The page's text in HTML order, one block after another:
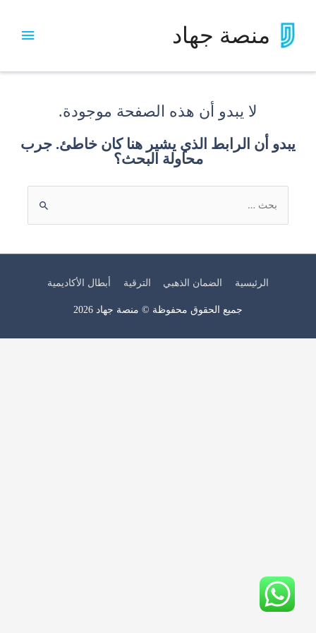
منصة جهاد
لا يبدو أن هذه الصفحة موجودة.
يبدو أن الرابط الذي يشير هنا كان خاطئ. جرب
محاولة البحث؟
الرئيسية الضمان الذهبي الترقية أبطال الأكاديمية
جميع الحقوق محفوظة © منصة جهاد